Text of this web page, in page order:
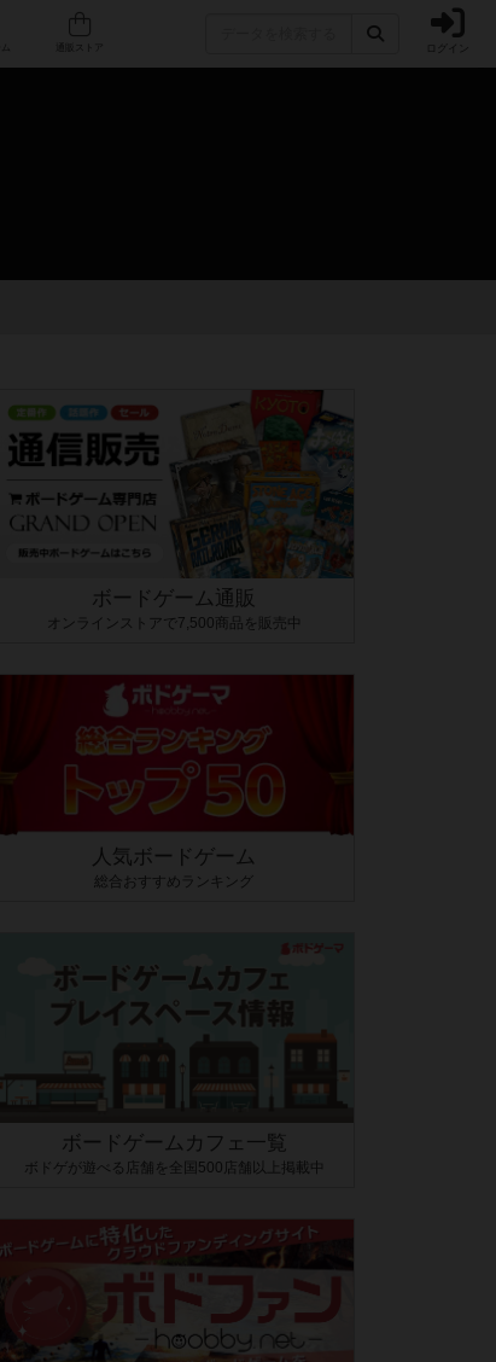
人気ボードゲーム ログイン
ボードゲーム通販
オンラインストアで7,500商品を販売中
人気ボードゲーム
総合おすすめランキング
ボードゲームカフェ一覧
ボドゲが遊べる店舗を全国500店舗以上掲載中